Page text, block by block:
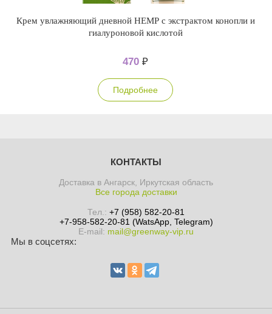
Крем увлажняющий дневной НЕМР с экстрактом конопли и
гиалуроновой кислотой
470 ₽
Подробнее
КОНТАКТЫ
Доставка в Ангарск, Иркутская область
Все города доставки
Тел.: +7 (958) 582-20-81
+7-958-582-20-81 (WatsApp, Telegram)
E-mail: mail@greenway-vip.ru
Мы в соцсетях: